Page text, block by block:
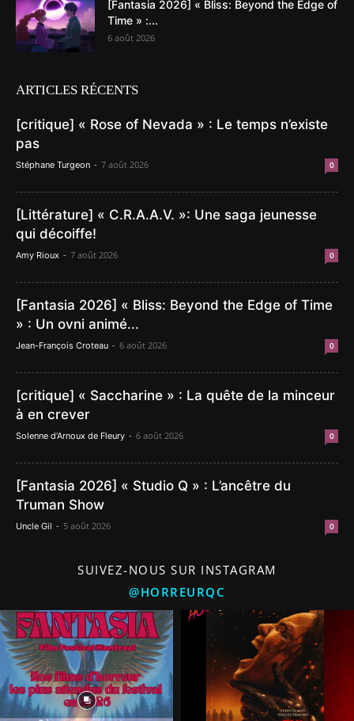
[Fantasia 2026] « Bliss: Beyond the Edge of
Time » :...
6 août 2026
ARTICLES RÉCENTS
[critique] « Rose of Nevada » : Le temps n’existe
pas
Stéphane Turgeon - 7 août 2026 0
[Littérature] « C.R.A.A.V. »: Une saga jeunesse
qui décoiffe!
Amy Rioux - 7 août 2026 0
[Fantasia 2026] « Bliss: Beyond the Edge of Time
» : Un ovni animé...
Jean-François Croteau - 6 août 2026 0
[critique] « Saccharine » : La quête de la minceur
à en crever
Solenne d'Arnoux de Fleury - 6 août 2026 0
[Fantasia 2026] « Studio Q » : L’ancêtre du
Truman Show
Uncle Gil - 5 août 2026 0
SUIVEZ-NOUS SUR INSTAGRAM
@HORREURQC